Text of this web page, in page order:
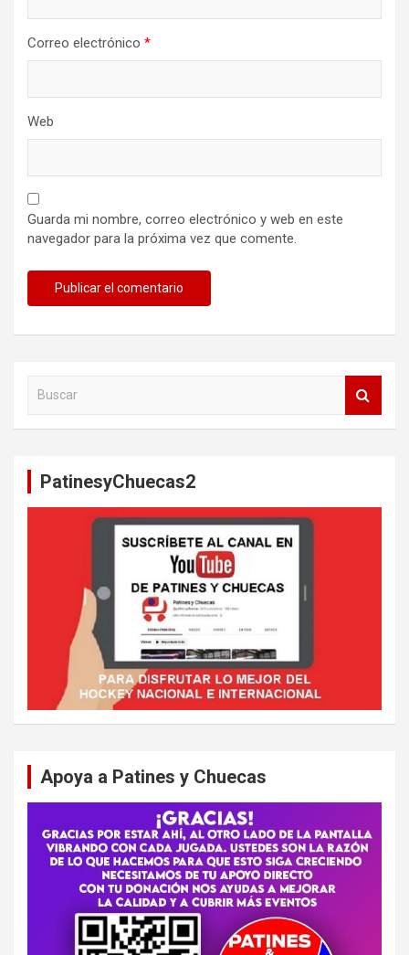
Correo electrónico *
Web
Guarda mi nombre, correo electrónico y web en este
navegador para la próxima vez que comente.
PatinesyChuecas2
Apoya a Patines y Chuecas